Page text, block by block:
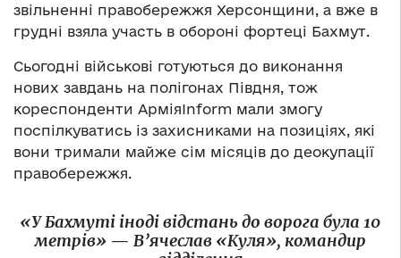
звільненні правобережжя Херсонщини, а вже в
грудні взяла участь в обороні фортеці Бахмут.
Сьогодні військові готуються до виконання
нових завдань на полігонах Півдня, тож
кореспонденти АрміяInform мали змогу
поспілкуватись із захисниками на позиціях, які
вони тримали майже сім місяців до деокупації
правобережжя.
«У Бахмуті іноді відстань до ворога була 10
метрів» — В’ячеслав «Куля», командир